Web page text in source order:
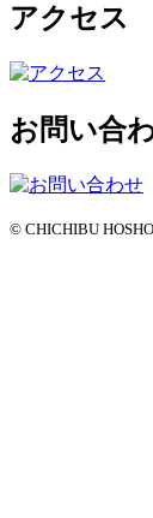
アクセス
お問い合
© CHICHIBU